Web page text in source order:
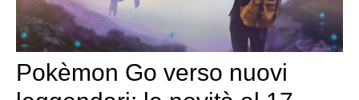
Pokèmon Go verso nuovi